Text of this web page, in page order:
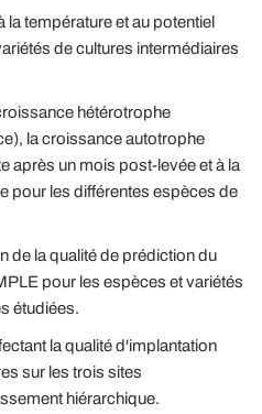
la température et au potentiel
de cultures intermédiaires
hétérotrophe
la croissance autotrophe
après un mois post-levée et à la
pour les différentes espèces de
de la qualité de prédiction du
pour les espèces et variétés
étudiées.
la qualité d'implantation
sur les trois sites
hiérarchique.